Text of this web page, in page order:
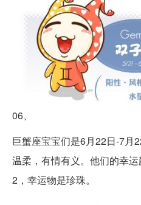
06、
巨蟹座宝宝们是6月22日-7月
温柔，有情有义。他们的幸
2，幸运物是珍珠。